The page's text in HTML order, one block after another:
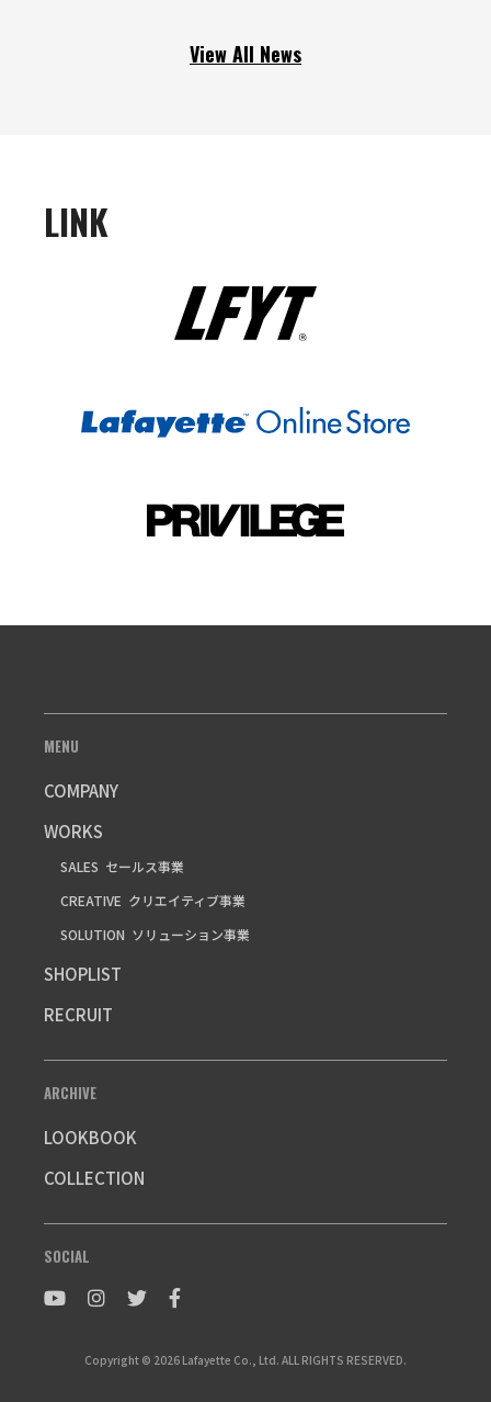
View All News
LINK
MENU
COMPANY
WORKS
SALES セールス事業
CREATIVE クリエイティブ事業
SOLUTION ソリューション事業
SHOPLIST
RECRUIT
ARCHIVE
LOOKBOOK
COLLECTION
SOCIAL
Copyright © 2026 Lafayette Co., Ltd. ALL RIGHTS RESERVED.